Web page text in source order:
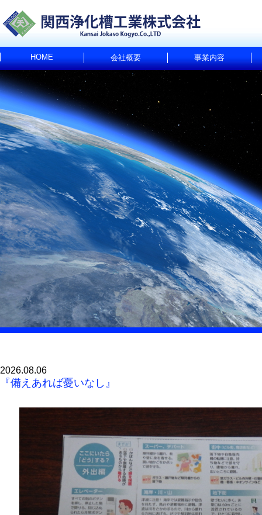
HOME 会社概要 事業内容
2026.08.06
『備えあれば憂いなし』